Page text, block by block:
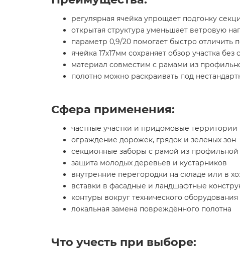
регулярная ячейка упрощает подгонку
открытая структура уменьшает ветровую
параметр 0,9/20 помогает быстро отличить
ячейка 17х17мм сохраняет обзор участка
материал совместим с рамами из
полотно можно раскраивать под
Сфера применения:
частные участки и придомовые территории
ограждение дорожек, грядок и зелёных зон
секционные заборы с рамой из профильной
защита молодых деревьев и кустарников
внутренние перегородки на складе или в
вставки в фасадные и ландшафтные
контуры вокруг технического оборудования
локальная замена повреждённого полотна
Что учесть при выборе: